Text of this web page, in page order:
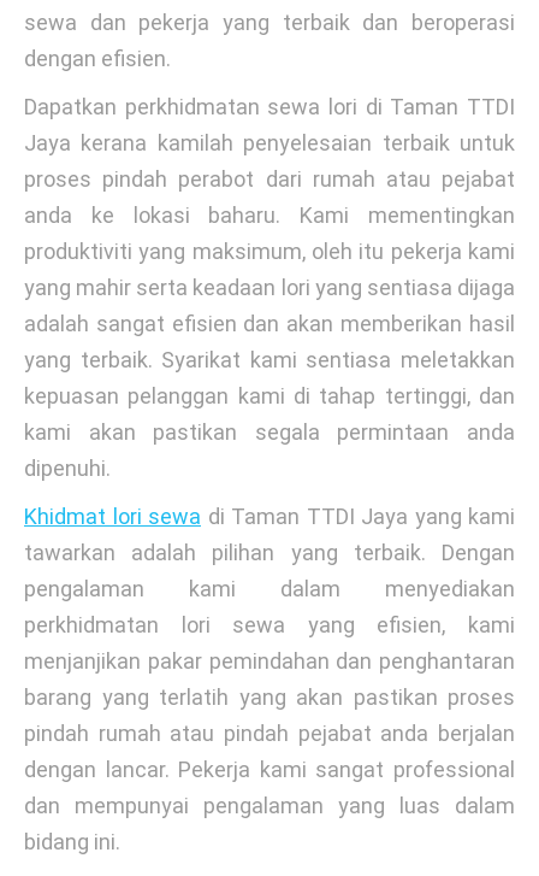
sewa dan pekerja yang terbaik dan beroperasi
dengan efisien.
Dapatkan perkhidmatan sewa lori di Taman TTDI
Jaya kerana kamilah penyelesaian terbaik untuk
proses pindah perabot dari rumah atau pejabat
anda ke lokasi baharu. Kami mementingkan
produktiviti yang maksimum, oleh itu pekerja kami
yang mahir serta keadaan lori yang sentiasa dijaga
adalah sangat efisien dan akan memberikan hasil
yang terbaik. Syarikat kami sentiasa meletakkan
kepuasan pelanggan kami di tahap tertinggi, dan
kami akan pastikan segala permintaan anda
dipenuhi.
Khidmat lori sewa di Taman TTDI Jaya yang kami
tawarkan adalah pilihan yang terbaik. Dengan
pengalaman kami dalam menyediakan
perkhidmatan lori sewa yang efisien, kami
menjanjikan pakar pemindahan dan penghantaran
barang yang terlatih yang akan pastikan proses
pindah rumah atau pindah pejabat anda berjalan
dengan lancar. Pekerja kami sangat professional
dan mempunyai pengalaman yang luas dalam
bidang ini.